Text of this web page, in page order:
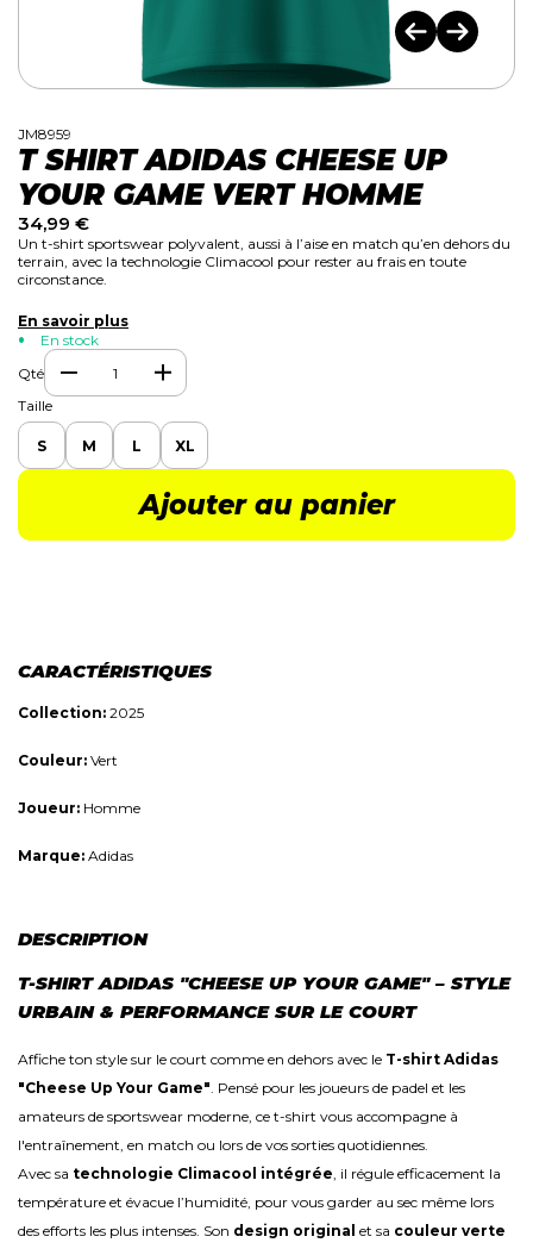
JM8959
T SHIRT ADIDAS CHEESE UP
YOUR GAME VERT HOMME
34,99 €
Un t-shirt sportswear polyvalent, aussi à l’aise en match qu’en dehors du
terrain, avec la technologie Climacool pour rester au frais en toute
circonstance.
En savoir plus
En stock
Qté
Taille
S M L XL
Ajouter au panier
CARACTÉRISTIQUES
Collection: 2025
Couleur: Vert
Joueur: Homme
Marque: Adidas
DESCRIPTION
T-SHIRT ADIDAS "CHEESE UP YOUR GAME" – STYLE
URBAIN & PERFORMANCE SUR LE COURT
Affiche ton style sur le court comme en dehors avec le T-shirt Adidas
"Cheese Up Your Game". Pensé pour les joueurs de padel et les
amateurs de sportswear moderne, ce t-shirt vous accompagne à
l'entraînement, en match ou lors de vos sorties quotidiennes.
Avec sa technologie Climacool intégrée, il régule efficacement la
température et évacue l’humidité, pour vous garder au sec même lors
des efforts les plus intenses. Son design original et sa couleur verte